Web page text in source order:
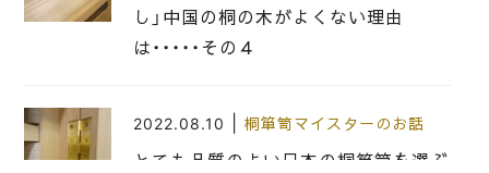
し」中国の桐の木がよくない理由
は・・・・・その４
2022.08.10 桐箪笥マイスターのお話
とても品質のよい日本の桐箪笥を選ぶ